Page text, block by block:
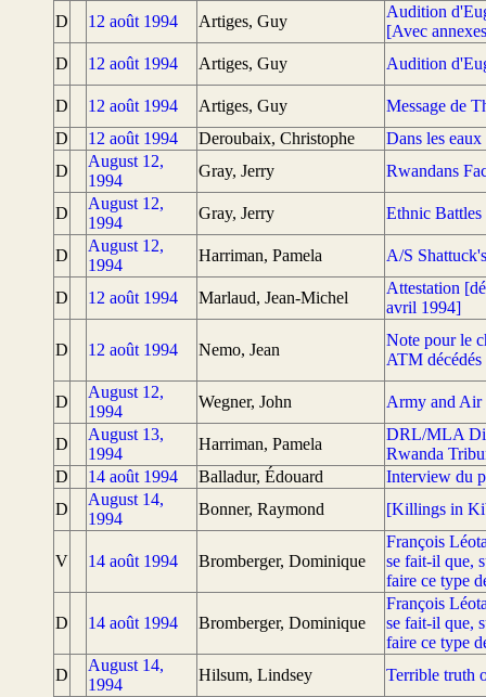
D 12 août 1994 Artiges, Guy
Audition
[Avec
D
12 août 1994 Artiges, Guy Audition
D 12 août 1994 Artiges, Guy
Message de
D
12 août 1994 Deroubaix, Christophe
Dans les
D
August 12,
1994
Gray, Jerry Rwandans
D
August 12,
1994
Gray, Jerry Ethnic
D
August 12,
1994
Harriman, Pamela A/S
D 12 août 1994 Marlaud, Jean-Michel
Attestation
avril 1994]
D 12 août 1994 Nemo, Jean
Note pour le
ATM
D
August 12,
1994
Wegner, John Army and Air
D
August 13,
1994
Harriman, Pamela
DRL/MLA
Rwanda
D
14 août 1994 Balladur, Édouard
Interview du
D
August 14,
1994
Bonner, Raymond [Killings in
V 14 août 1994 Bromberger, Dominique
François
se fait-il que,
faire ce type
D 14 août 1994 Bromberger, Dominique
François
se fait-il que,
faire ce type
D
August 14,
1994
Hilsum, Lindsey Terrible truth